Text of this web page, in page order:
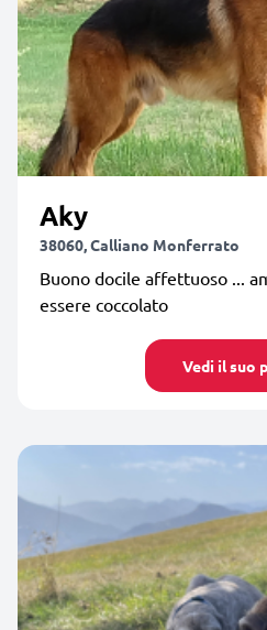
Aky
38060, Calliano Monferrato
Buono docile affettuoso ...
essere coccolato
Vedi il suo